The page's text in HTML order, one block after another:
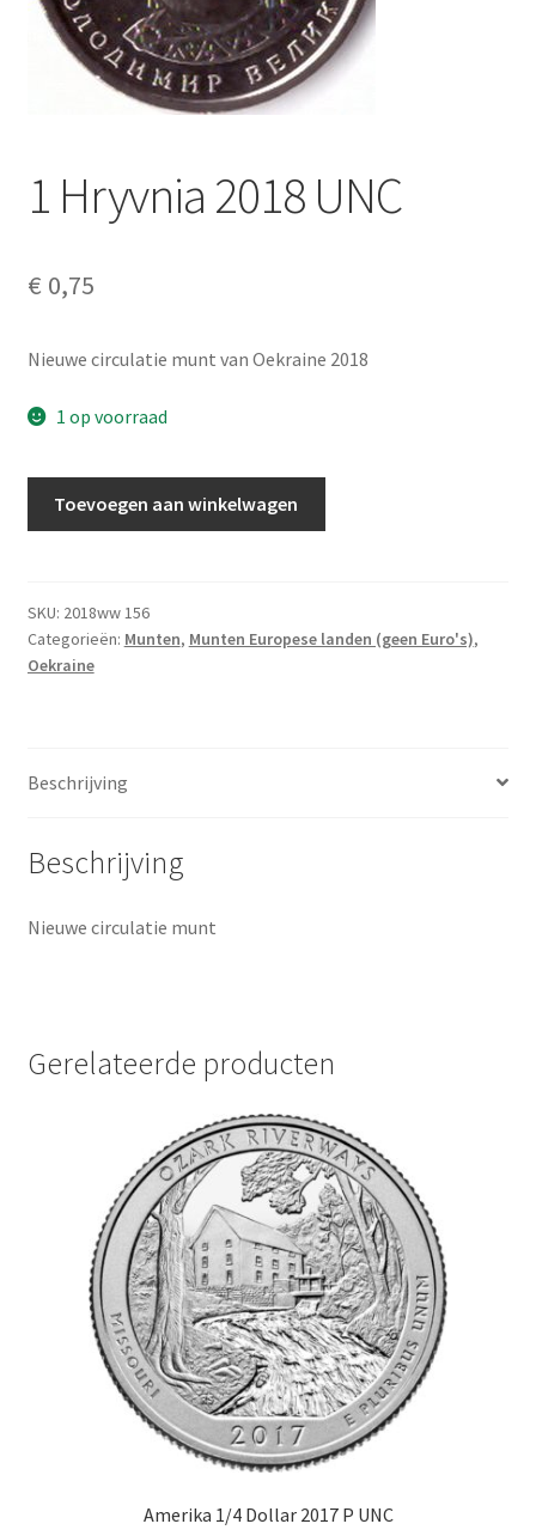
Alg. voorw.
Privacybeleid PMH Enibas
1 Hryvnia 2018 UNC
€ 0,75
Nieuwe circulatie munt van Oekraine 2018
1 op voorraad
aantal
Toevoegen aan winkelwagen
SKU: 2018ww 156
Categorieën: Munten, Munten Europese landen (geen Euro's),
Oekraine
Beschrijving
Beschrijving
Nieuwe circulatie munt
Gerelateerde producten
Amerika 1/4 Dollar 2017 P UNC